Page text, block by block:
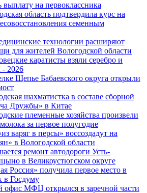
на первоклассника
область подтвердила курс на
семенным
технологии расширяют
для жителей Вологодской области
каратисты взяли серебро и
- 2026
Щепье Бабаевского округа открыли
шахматистка в составе сборной
Дружбы» в Китае
племенные хозяйства произвели
за первое полугодие
варяг в персы» воссоздадут на
в Вологодской области
ремонт автодороги Усть-
в Великоустюгском округе
Россия» получила первое место в
в Госдуму
офис МФЦ открылся в заречной части